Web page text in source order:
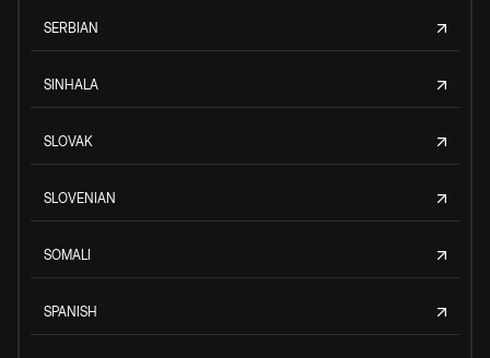
SERBIAN
SINHALA
SLOVAK
SLOVENIAN
SOMALI
SPANISH